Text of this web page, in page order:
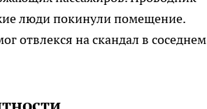
люди покинули помещение.
отвлекся на скандал в соседнем